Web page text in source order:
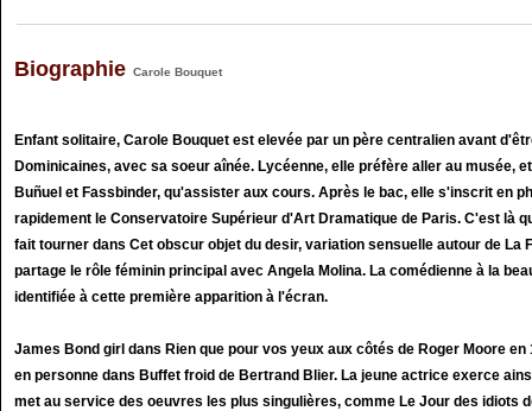
Biographie Carole Bouquet
Enfant solitaire, Carole Bouquet est elevée par un père centralien avant
Dominicaines, avec sa soeur aînée. Lycéenne, elle préfère aller au musée,
Buñuel et Fassbinder, qu'assister aux cours. Après le bac, elle s'inscrit en
rapidement le Conservatoire Supérieur d'Art Dramatique de Paris. C'est là
fait tourner dans Cet obscur objet du desir, variation sensuelle autour de La
partage le rôle féminin principal avec Angela Molina. La comédienne à la
identifiée à cette première apparition à l'écran.
James Bond girl dans Rien que pour vos yeux aux côtés de Roger Moore
en personne dans Buffet froid de Bertrand Blier. La jeune actrice exerce
met au service des oeuvres les plus singulières, comme Le Jour des idiots